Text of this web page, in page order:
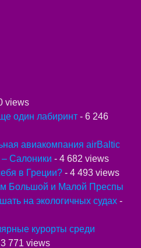
views
один лабиринт - 6 246
авиакомпания airBaltic
– Салоники - 4 682 views
в Греции? - 4 493 views
Большой и Малой Преспы
на экологичных судах -
курорты среди
771 views